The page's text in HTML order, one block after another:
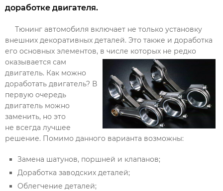
доработке двигателя.
Тюнинг автомобиля включает не только установку
внешних декоративных деталей. Это также и доработка
его основных элементов, в числе которых не редко
оказывается сам
двигатель. Как можно
доработать двигатель? В
первую очередь
двигатель можно
заменить, но это
не всегда лучшее
решение. Помимо данного варианта возможны:
Замена шатунов, поршней и клапанов;
Доработка заводских деталей;
Облегчение деталей;